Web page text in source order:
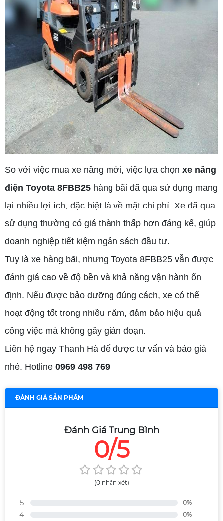
So với việc mua xe nâng mới, việc lựa chọn xe nâng
điện Toyota 8FBB25 hàng bãi đã qua sử dụng mang
lại nhiều lợi ích, đặc biệt là về mặt chi phí. Xe đã qua
sử dụng thường có giá thành thấp hơn đáng kể, giúp
doanh nghiệp tiết kiệm ngân sách đầu tư.
Tuy là xe hàng bãi, nhưng Toyota 8FBB25 vẫn được
đánh giá cao về độ bền và khả năng vận hành ổn
định. Nếu được bảo dưỡng đúng cách, xe có thể
hoạt động tốt trong nhiều năm, đảm bảo hiệu quả
công việc mà không gây gián đoạn.
Liên hệ ngay Thanh Hà để được tư vấn và báo giá
nhé. Hotline 0969 498 769
ĐÁNH GIÁ SẢN PHẨM
Đánh Giá Trung Bình
0/5
(0 nhận xét)
5 0%
4 0%